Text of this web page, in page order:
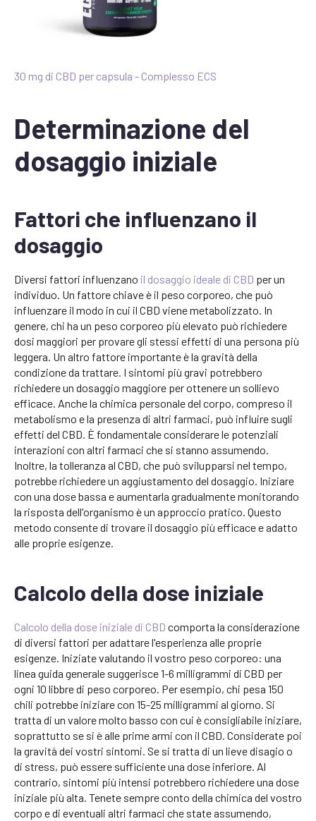
30 mg di CBD per capsula - Complesso ECS
Determinazione del
dosaggio iniziale
Fattori che influenzano il
dosaggio
Diversi fattori influenzano il dosaggio ideale di CBD per un
individuo. Un fattore chiave è il peso corporeo, che può
influenzare il modo in cui il CBD viene metabolizzato. In
genere, chi ha un peso corporeo più elevato può richiedere
dosi maggiori per provare gli stessi effetti di una persona più
leggera. Un altro fattore importante è la gravità della
condizione da trattare. I sintomi più gravi potrebbero
richiedere un dosaggio maggiore per ottenere un sollievo
efficace. Anche la chimica personale del corpo, compreso il
metabolismo e la presenza di altri farmaci, può influire sugli
effetti del CBD. È fondamentale considerare le potenziali
interazioni con altri farmaci che si stanno assumendo.
Inoltre, la tolleranza al CBD, che può svilupparsi nel tempo,
potrebbe richiedere un aggiustamento del dosaggio. Iniziare
con una dose bassa e aumentarla gradualmente monitorando
la risposta dell'organismo è un approccio pratico. Questo
metodo consente di trovare il dosaggio più efficace e adatto
alle proprie esigenze.
Calcolo della dose iniziale
Calcolo della dose iniziale di CBD comporta la considerazione
di diversi fattori per adattare l'esperienza alle proprie
esigenze. Iniziate valutando il vostro peso corporeo: una
linea guida generale suggerisce 1-6 milligrammi di CBD per
ogni 10 libbre di peso corporeo. Per esempio, chi pesa 150
chili potrebbe iniziare con 15-25 milligrammi al giorno. Si
tratta di un valore molto basso con cui è consigliabile iniziare,
soprattutto se si è alle prime armi con il CBD. Considerate poi
la gravità dei vostri sintomi. Se si tratta di un lieve disagio o
di stress, può essere sufficiente una dose inferiore. Al
contrario, sintomi più intensi potrebbero richiedere una dose
iniziale più alta. Tenete sempre conto della chimica del vostro
corpo e di eventuali altri farmaci che state assumendo,